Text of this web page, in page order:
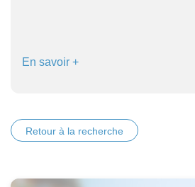
En savoir +
Retour à la recherche